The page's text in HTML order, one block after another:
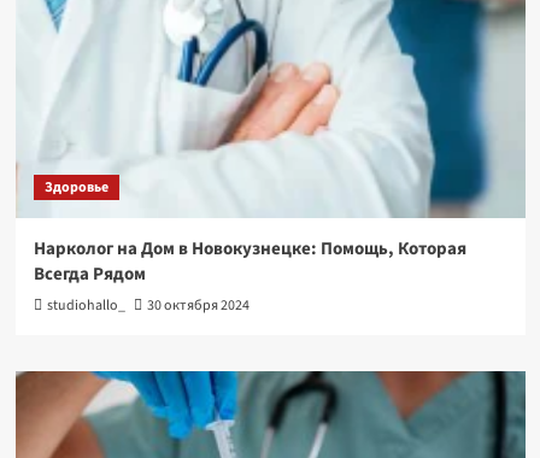
Здоровье
Нарколог на Дом в Новокузнецке: Помощь, Которая
Всегда Рядом
studiohallo_ 30 октября 2024